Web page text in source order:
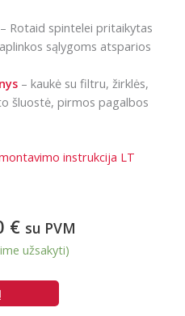
Rotaid spintelei pritaikytas
sąlygoms atsparios
– kaukė su filtru, žirklės,
šluostė, pirmos pagalbos
instrukcija LT
€Current
price
2
199,00 €.
su PVM
užsakyti)